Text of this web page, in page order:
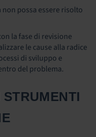
possa essere risolto
la fase di revisione
le cause alla radice
di sviluppo e
del problema.